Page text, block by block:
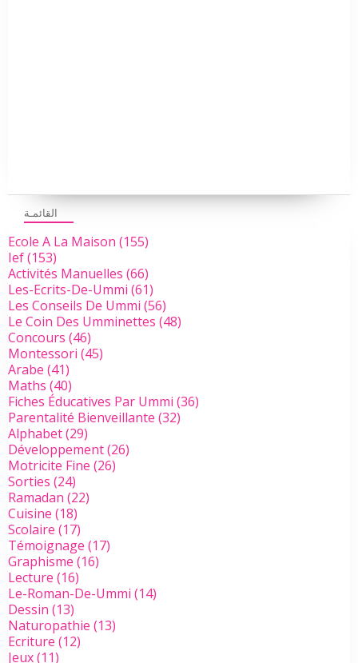
القائمـة
Ecole A La Maison (155)
Ief(153)
Activités Manuelles (66)
Les-Ecrits-De-Ummi (61)
Les Conseils De Ummi (56)
Le Coin Des Umminettes (48)
Concours (46)
Montessori (45)
Arabe (41)
Maths (40)
Fiches Éducatives Par Ummi (36)
Parentalité Bienveillante (32)
Alphabet(29)
Développement(26)
Motricite Fine (26)
Sorties (24)
Ramadan (22)
Cuisine (18)
Scolaire (17)
Témoignage (17)
Graphisme (16)
Lecture (16)
Le-Roman-De-Ummi (14)
Dessin (13)
Naturopathie (13)
Ecriture (12)
Jeux(11)